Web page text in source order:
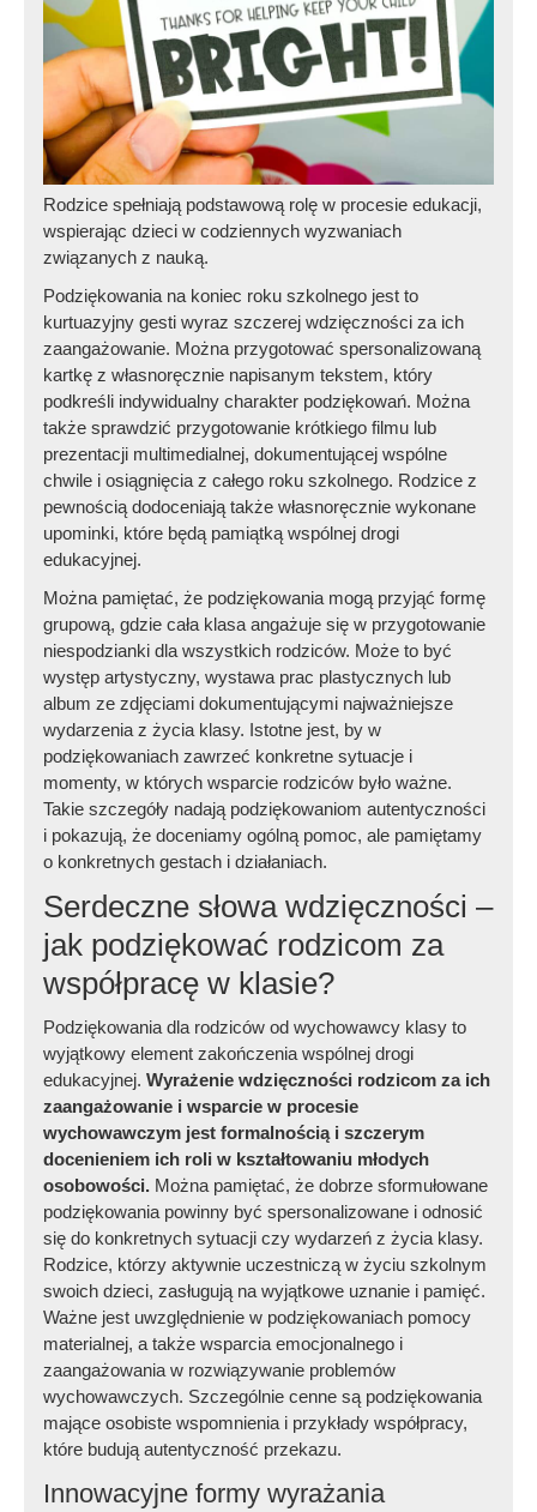
Rodzice spełniają podstawową rolę w procesie edukacji,
wspierając dzieci w codziennych wyzwaniach
związanych z nauką.
Podziękowania na koniec roku szkolnego jest to
kurtuazyjny gesti wyraz szczerej wdzięczności za ich
zaangażowanie. Można przygotować spersonalizowaną
kartkę z własnoręcznie napisanym tekstem, który
podkreśli indywidualny charakter podziękowań. Można
także sprawdzić przygotowanie krótkiego filmu lub
prezentacji multimedialnej, dokumentującej wspólne
chwile i osiągnięcia z całego roku szkolnego. Rodzice z
pewnością dodoceniają także własnoręcznie wykonane
upominki, które będą pamiątką wspólnej drogi
edukacyjnej.
Można pamiętać, że podziękowania mogą przyjąć formę
grupową, gdzie cała klasa angażuje się w przygotowanie
niespodzianki dla wszystkich rodziców. Może to być
występ artystyczny, wystawa prac plastycznych lub
album ze zdjęciami dokumentującymi najważniejsze
wydarzenia z życia klasy. Istotne jest, by w
podziękowaniach zawrzeć konkretne sytuacje i
momenty, w których wsparcie rodziców było ważne.
Takie szczegóły nadają podziękowaniom autentyczności
i pokazują, że doceniamy ogólną pomoc, ale pamiętamy
o konkretnych gestach i działaniach.
Serdeczne słowa wdzięczności –
jak podziękować rodzicom za
współpracę w klasie?
Podziękowania dla rodziców od wychowawcy klasy to
wyjątkowy element zakończenia wspólnej drogi
edukacyjnej.Wyrażenie wdzięczności rodzicom za ich
zaangażowanie i wsparcie w procesie
wychowawczym jest formalnością i szczerym
docenieniem ich roli w kształtowaniu młodych
osobowości. Można pamiętać, że dobrze sformułowane
podziękowania powinny być spersonalizowane i odnosić
się do konkretnych sytuacji czy wydarzeń z życia klasy.
Rodzice, którzy aktywnie uczestniczą w życiu szkolnym
swoich dzieci, zasługują na wyjątkowe uznanie i pamięć.
Ważne jest uwzględnienie w podziękowaniach pomocy
materialnej, a także wsparcia emocjonalnego i
zaangażowania w rozwiązywanie problemów
wychowawczych. Szczególnie cenne są podziękowania
mające osobiste wspomnienia i przykłady współpracy,
które budują autentyczność przekazu.
Innowacyjne formy wyrażania